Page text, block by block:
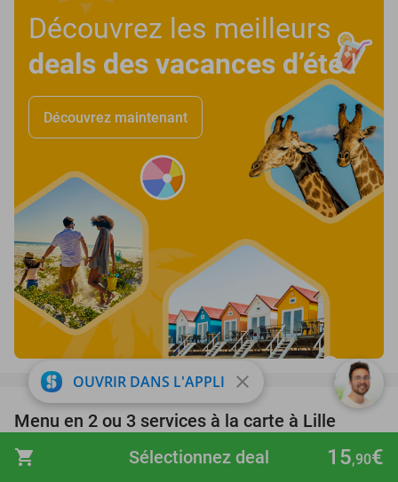
shopping_cart 15,90€
Sélectionnez deal
Découvrez les meilleurs
deals des vacances d’été!
Découvrez maintenant
32%
favorite_border
Menu en 2 ou 3 services à la carte à Lille
Au 1er Mai 10.0star
OUVRIR DANS L'APPLI close